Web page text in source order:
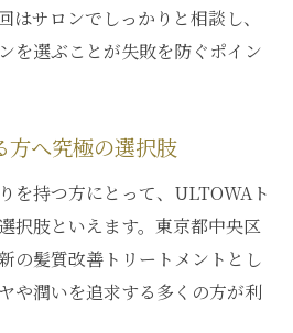
はサロンでしっかりと相談し、
を選ぶことが失敗を防ぐポイン
方へ究極の選択肢
を持つ方にとって、ULTOWAト
択肢といえます。東京都中央区
の髪質改善トリートメントとし
や潤いを追求する多くの方が利